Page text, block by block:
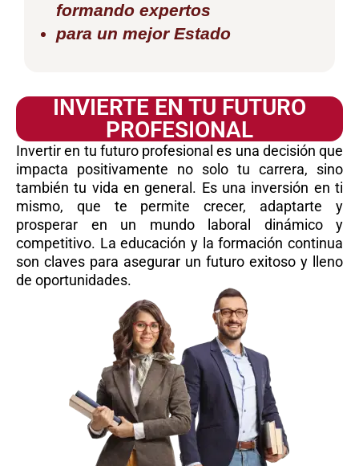
formando expertos
para un mejor Estado
INVIERTE EN TU FUTURO
PROFESIONAL
Invertir en tu futuro profesional es una decisión que
impacta positivamente no solo tu carrera, sino
también tu vida en general. Es una inversión en ti
mismo, que te permite crecer, adaptarte y
prosperar en un mundo laboral dinámico y
competitivo. La educación y la formación continua
son claves para asegurar un futuro exitoso y lleno
de oportunidades.